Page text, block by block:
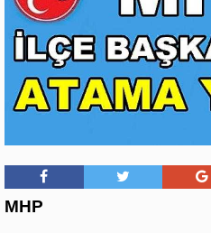
MHP